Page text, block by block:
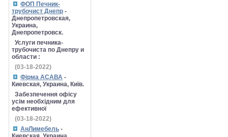
ФОП Печник-
трубочист Днепр -
Днепропетровская,
Украина,
Днепропетровск.
Услуги печника-
трубочиста по Днепру и
области :
(03-18-2022)
Фірма АСАВА -
Киевская, Украина, Київ.
Забезпечення офісу
усім необхідним для
ефективної
(03-18-2022)
АнЛимебель -